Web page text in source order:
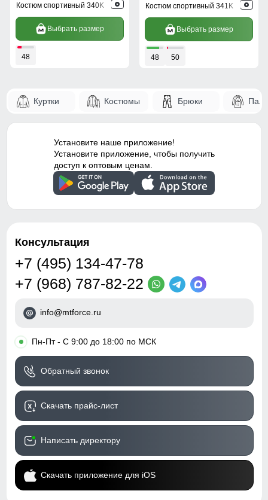
Костюм спортивный 340K
Выбрать размер
48
Костюм спортивный 341K
Выбрать размер
48 50
Куртки Костюмы Брюки
Установите наше приложение!
Установите приложение, чтобы получить
доступ к оптовым ценам.
Консультация
+7 (495) 134-47-78
+7 (968) 787-82-22
info@mtforce.ru
• Пн-Пт - С 9:00 до 18:00 по МСК
Обратный звонок
Скачать прайс-лист
Написать директору
Скачать приложение для iOS